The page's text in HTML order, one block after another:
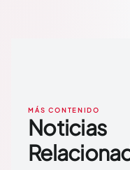
MÁS CONTENIDO
Noticias